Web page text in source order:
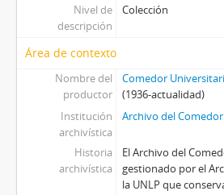
Nivel de
descripción
Colección
Área de contexto
Nombre del
productor
Comedor
(1936-actualidad)
Institución
archivística
Archivo del
Historia
archivística
El Archivo del
gestionado por el
la UNLP que